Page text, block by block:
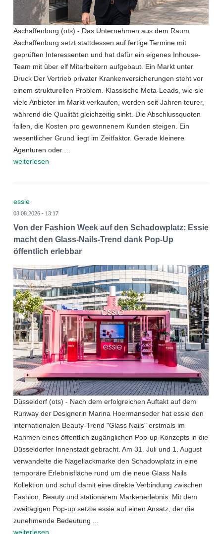
Aschaffenburg (ots) - Das Unternehmen aus dem Raum
Aschaffenburg setzt stattdessen auf fertige Termine mit
geprüften Interessenten und hat dafür ein eigenes Inhouse-
Team mit über elf Mitarbeitern aufgebaut. Ein Markt unter
Druck Der Vertrieb privater Krankenversicherungen steht vor
einem strukturellen Problem. Klassische Meta-Leads, wie sie
viele Anbieter im Markt verkaufen, werden seit Jahren teurer,
während die Qualität gleichzeitig sinkt. Die Abschlussquoten
fallen, die Kosten pro gewonnenem Kunden steigen. Ein
wesentlicher Grund liegt im Zeitfaktor. Gerade kleinere
Agenturen oder ...
weiterlesen
essie
03.08.2026 - 13:17
Von der Fashion Week auf den Schadowplatz: Essie
macht den Glass-Nails-Trend dank Pop-Up
öffentlich erlebbar
Düsseldorf (ots) - Nach dem erfolgreichen Auftakt auf dem
Runway der Designerin Marina Hoermanseder hat essie den
internationalen Beauty-Trend "Glass Nails" erstmals im
Rahmen eines öffentlich zugänglichen Pop-up-Konzepts in die
Düsseldorfer Innenstadt gebracht. Am 31. Juli und 1. August
verwandelte die Nagellackmarke den Schadowplatz in eine
temporäre Erlebnisfläche rund um die neue Glass Nails
Kollektion und schuf damit eine direkte Verbindung zwischen
Fashion, Beauty und stationärem Markenerlebnis. Mit dem
zweitägigen Pop-up setzte essie auf einen Ansatz, der die
zunehmende Bedeutung ...
weiterlesen